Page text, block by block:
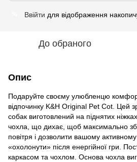
Ввійти для відображення
До обраного
Опис
Подаруйте своєму улюбленцю
відпочинку K&H Original Pet Cot. Цей
собак виготовлений на піднятих
чохла, що дихає, щоб максимально
повітря і дозволити вашому
«охолонути» після енергійної гри.
каркасом та чохлом. Основа чохла